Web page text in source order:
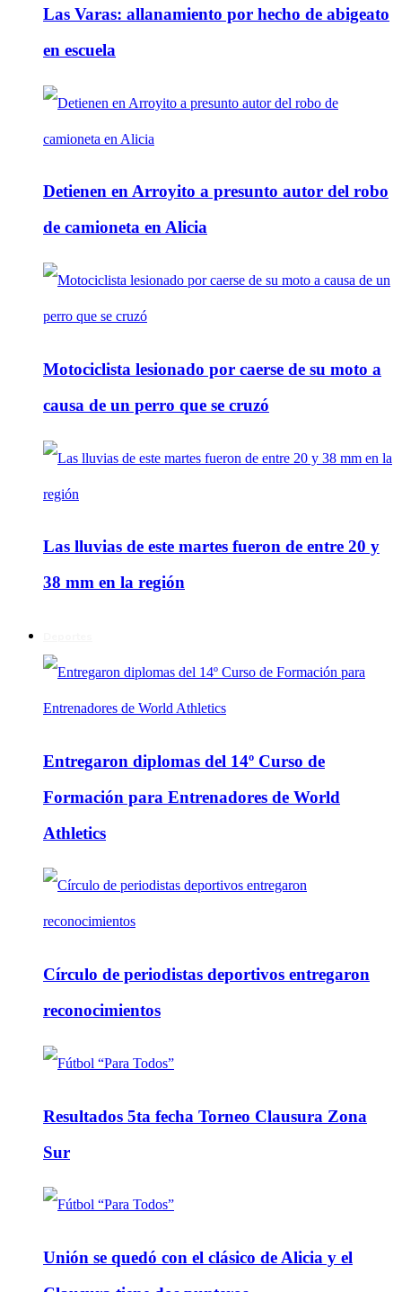
Las Varas: allanamiento por hecho de abigeato
en escuela
Detienen en Arroyito a presunto autor del robo
de camioneta en Alicia
Motociclista lesionado por caerse de su moto a
causa de un perro que se cruzó
Las lluvias de este martes fueron de entre 20 y
38 mm en la región
Entregaron diplomas del 14º Curso de
Formación para Entrenadores de World
Athletics
Círculo de periodistas deportivos entregaron
reconocimientos
Resultados 5ta fecha Torneo Clausura Zona
Sur
Unión se quedó con el clásico de Alicia y el